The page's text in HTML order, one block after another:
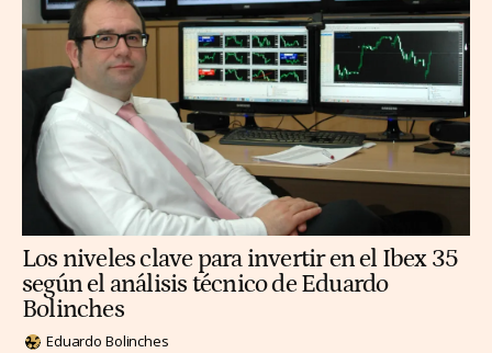
Los niveles clave para invertir en el Ibex 35
según el análisis técnico de Eduardo
Bolinches
Eduardo Bolinches